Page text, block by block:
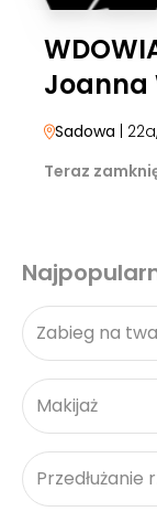
Joanna
Sadowa | 22a
Teraz
Zabieg na
Makijaż
Przedłużanie